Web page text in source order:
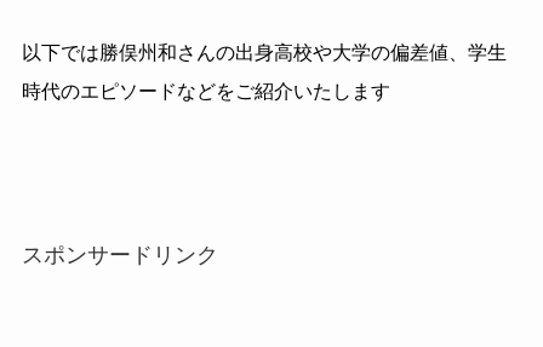
以下では勝俣州和さんの出身高校や大学の偏差値、学生
時代のエピソードなどをご紹介いたします
スポンサードリンク